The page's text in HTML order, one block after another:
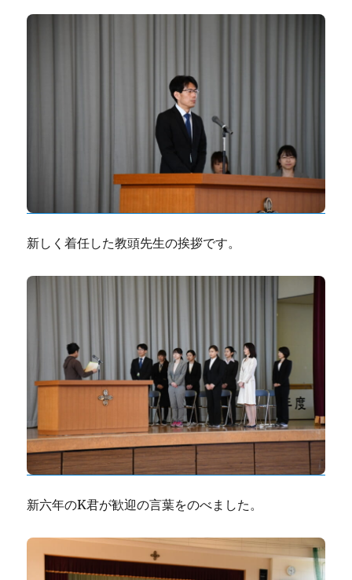
新しく着任した教頭先生の挨拶です。
新六年のK君が歓迎の言葉をのべました。